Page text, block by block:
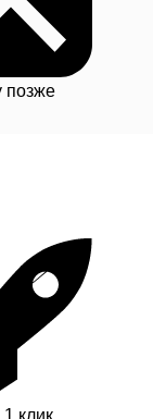
позже
клик